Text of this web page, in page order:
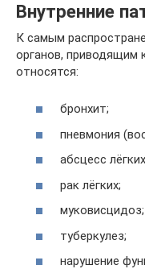
Внутренние
К самым
органов, приводящим
относятся:
бронхит;
пневмония
абсцесс
рак лёгких;
муковисцидоз;
туберкулез;
нарушение